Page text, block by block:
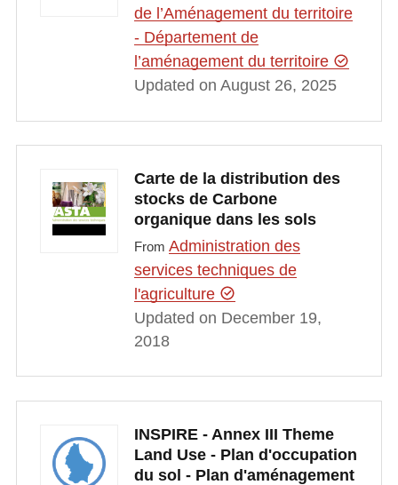
de l’Aménagement du territoire
- Département de
l’aménagement du territoire
Updated on August 26, 2025
Carte de la distribution des
stocks de Carbone
organique dans les sols
From Administration des
services techniques de
l'agriculture
Updated on December 19,
2018
INSPIRE - Annex III Theme
Land Use - Plan d'occupation
du sol - Plan d'aménagement